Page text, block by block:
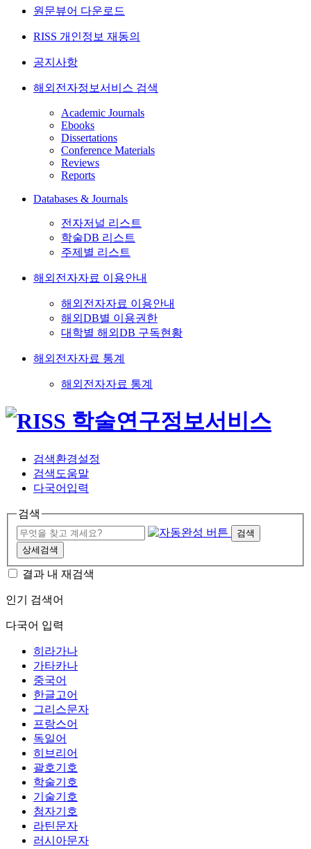
원문뷰어 다운로드
RISS 개인정보 재동의
공지사항
해외전자정보서비스 검색
Academic Journals
Ebooks
Dissertations
Conference Materials
Reviews
Reports
Databases & Journals
전자저널 리스트
학술DB 리스트
주제별 리스트
해외전자자료 이용안내
해외전자자료 이용안내
해외DB별 이용권한
대학별 해외DB 구독현황
해외전자자료 통계
해외전자자료 통계
검색환경설정
검색도움말
다국어입력
검색
검색
상세검색
결과 내 재검색
인기 검색어
다국어 입력
히라가나
가타카나
중국어
한글고어
그리스문자
프랑스어
독일어
히브리어
괄호기호
학술기호
기술기호
첨자기호
라틴문자
러시아문자